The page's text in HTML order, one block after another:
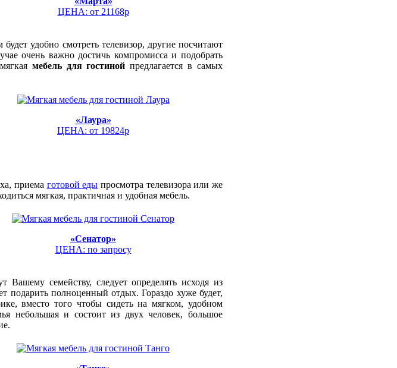
ЦЕНА: от 21168р
удобно смотреть телевизор, другие посчитают
очень важно достичь компромисса и подобрать
мебель для гостиной предлагается в самых
«Лаура»
ЦЕНА: от 19824р
приема готовой еды просмотра телевизора или же
мягкая, практичная и удобная мебель.
«Сенатор»
ЦЕНА: по запросу
Вашему семейству, следует определять исходя из
подарить полноценный отдых. Гораздо хуже будет,
вместо того чтобы сидеть на мягком, удобном
небольшая и состоит из двух человек, большое